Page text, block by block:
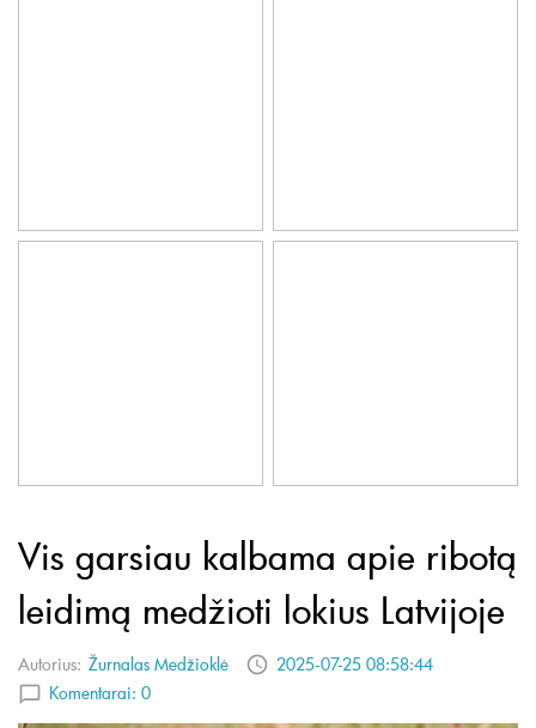
Vis garsiau kalbama apie ribotą
leidimą medžioti lokius Latvijoje
Autorius: Žurnalas Medžioklė
2025-07-25 08:58:44
Komentarai: 0